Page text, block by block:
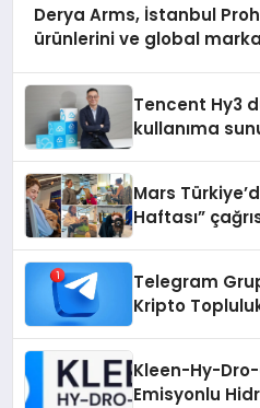
Derya Arms, İstanbul
ürünlerini ve global
Tencent Hy3
kullanıma
Mars
Haftası”
Telegram
Kripto
Kleen-Hy-Dro-
Emisyonlu